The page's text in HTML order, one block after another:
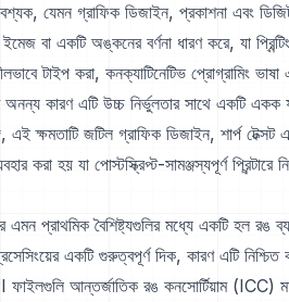
যেমন গ্রাফিক ডিজাইন, প্রকাশনা এবং
বা একটি অঙ্কনের বর্ণনা ধারণ করে, যা
টাইপ করা, কনক্যাটিনেটিভ প্রোগ্রামিং
অনন্য কারণ এটি উচ্চ নির্ভুলতার সাথে একটি একক
ক্ষমতাটি জটিল গ্রাফিক ডিজাইন, শার্প টেক্সট
হয় যা পোস্টস্ক্রিপ্ট-সামঞ্জস্যপূর্ণ প্রিন্টারে
প্রাথমিক বৈশিষ্ট্যগুলির মধ্যে একটি হল রঙ
একটি গুরুত্বপূর্ণ দিক, কারণ এটি নিশ্চিত
ফাইলগুলি আন্তর্জাতিক রঙ কনসোর্টিয়াম (ICC)